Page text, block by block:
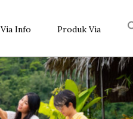
Via Info Produk Via